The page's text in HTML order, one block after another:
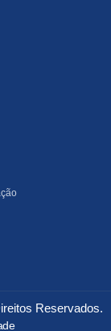
Reservados.